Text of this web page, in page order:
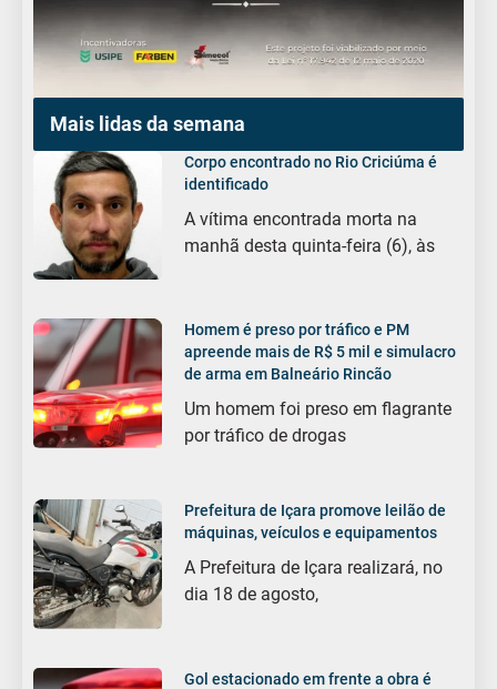
Mais lidas da semana
Corpo encontrado no Rio Criciúma é
identificado
A vítima encontrada morta na
manhã desta quinta-feira (6), às
Homem é preso por tráfico e PM
apreende mais de R$ 5 mil e simulacro
de arma em Balneário Rincão
Um homem foi preso em flagrante
por tráfico de drogas
Prefeitura de Içara promove leilão de
máquinas, veículos e equipamentos
A Prefeitura de Içara realizará, no
dia 18 de agosto,
Gol estacionado em frente a obra é